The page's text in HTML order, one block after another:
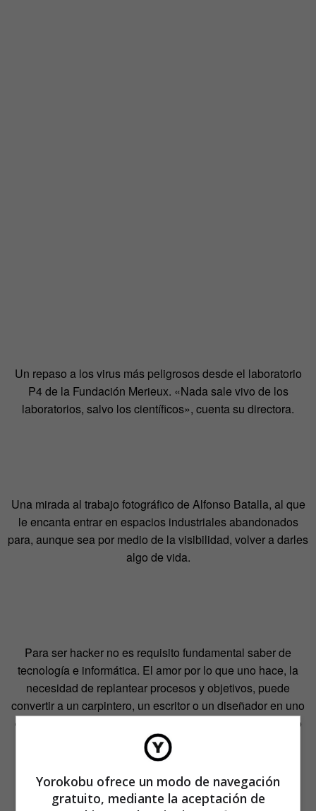
Un repaso a los virus más peligrosos desde el laboratorio
P4 de la Fundación Merieux. «Nada sale vivo de los
laboratorios, salvo los científicos», cuenta su directora.
Una mirada al trabajo fotográfico de Alfonso Batalla, al que
le encanta entrar en espacios industriales abandonados
para, aunque sea por medio de la visibilidad, volver a darles
algo de vida.
Para ser hacker no es requisito fundamental saber de
tecnología e informática. El amor por lo que uno hace, la
necesidad de replantear procesos y objetivos, puede
convertir a un carpintero, un escritor o un diseñador en uno
de ellos. Repasamos la ética hacker, los valores que todo
hacker debe tener para conseguir que el mundo sea un
lugar mejor.
Yorokobu ofrece un modo de navegación
gratuito, mediante la aceptación de